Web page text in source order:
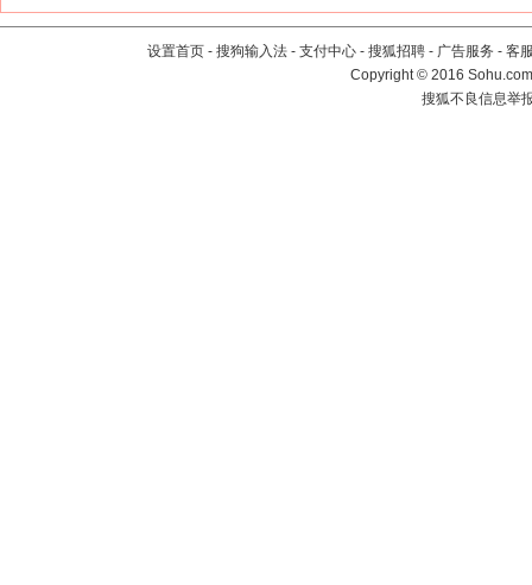
设置首页 - 搜狗输入法 - 支付中心 - 搜狐招聘 - 广告服务 - 客
Copyright©2016
搜狐不良信息举